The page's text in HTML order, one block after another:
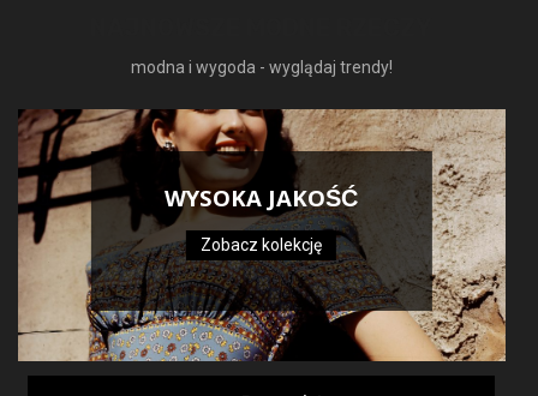
modna i wygoda - wyglądaj trendy!
WYSOKA JAKOŚĆ
Zobacz kolekcję